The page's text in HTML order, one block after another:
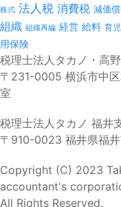
株式 法人税 消費税 減価
組織 組織再編 経営 給料 育児
用保険
税理士法人タカノ・高
〒231-0005 横浜市中
室
税理士法人タカノ 福井
〒910-0023 福井県福
Copyright (C) 2023
accountant's
All Rights Reserved.